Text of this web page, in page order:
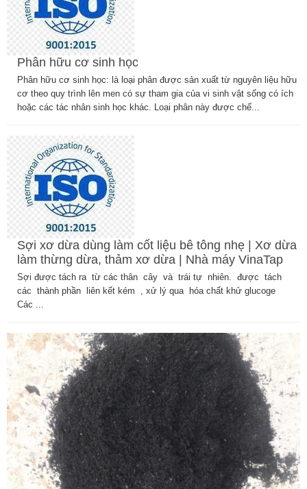
Phân hữu cơ sinh học
Phân hữu cơ sinh học: là loại phân được sản xuất từ nguyên liệu hữu
cơ theo quy trình lên men có sự tham gia của vi sinh vật sống có ích
hoặc các tác nhân sinh học khác. Loại phân này được chế...
Sợi xơ dừa dùng làm cốt liệu bê tông nhẹ | Xơ dừa
làm thừng dừa, thảm xơ dừa | Nhà máy VinaTap
Sợi được tách ra từ các thân cây và trái tự nhiên. được tách
các thành phần liên kết kém , xử lý qua hóa chất khử glucoge
Các ...